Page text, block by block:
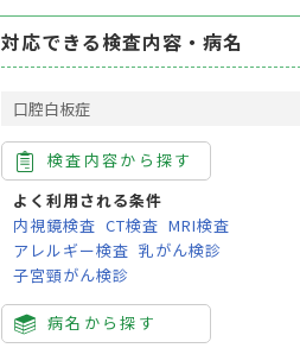
対応できる検査内容・病名
口腔白板症
検査内容から探す
よく利用される条件
内視鏡検査 CT検査 MRI検査
アレルギー検査 乳がん検診
子宮頸がん検診
病名から探す